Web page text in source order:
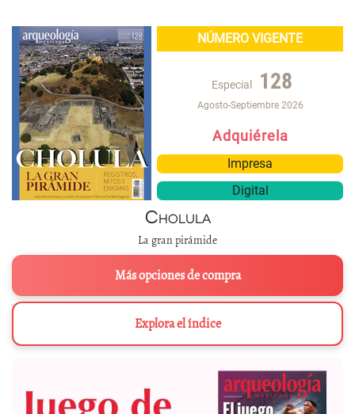
NÚMERO VIGENTE
Especial 128
Agosto-Septiembre 2026
Adquiérela
Impresa
Digital
Cholula
La gran pirámide
Más opciones de compra
Explora el índice